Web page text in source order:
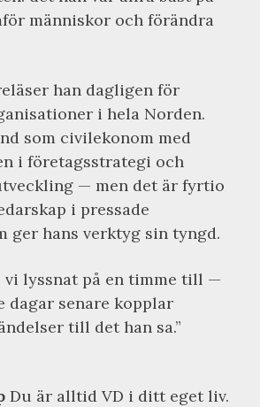
människor och förändra
han dagligen för
i hela Norden.
som civilekonom med
i företagsstrategi och
— men det är fyrtio
i pressade
ger hans verktyg sin tyngd.
vi lyssnat på en timme till —
dagar senare kopplar
till det han sa.”
Du är alltid VD i ditt eget liv.